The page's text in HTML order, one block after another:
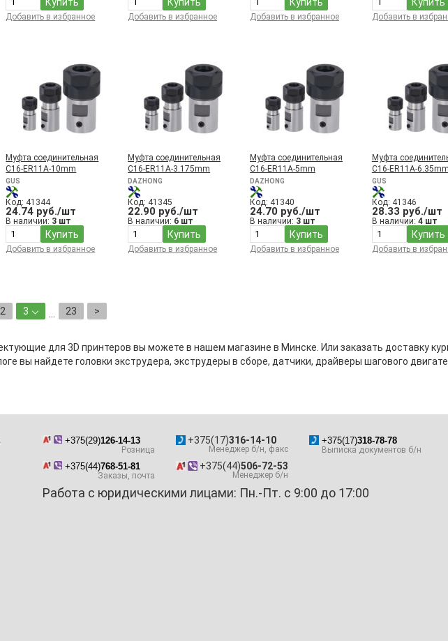
Добавить в избранное Добавить в избранное Добавить в избранное Добавить в
Муфта соединительная
C16-ER11A-10mm
GUS
Код: 41344
24.74 руб./шт
В наличии: 3 шт
Купить
Добавить в избранное
Муфта соединительная
C16-ER11A-3.175mm
DAZHONG
Код: 41345
22.90 руб./шт
В наличии: 6 шт
Купить
Добавить в избранное
Муфта соединительная
C16-ER11A-5mm
DAZHONG
Код: 41340
24.70 руб./шт
В наличии: 3 шт
Купить
Добавить в избранное
Муфта
C16-ER11A-6.35mm
GUS
Код: 41346
28.33 руб./шт
В наличии: 4 шт
Купить
Добавить в
2 3 ... 23 >
для 3D принтеров вы можете в нашем магазине в Минске. Или заказать доставку
вы найдете головки экструдера, экструдеры в сборе, датчики, драйверы шагового
+375(29)126-14-13
Розница
+375(17)316-14-10
Менеджер б/н, факс
+375(17)318-78-78
Выписка документов б/н
+375(44)768-51-81
Заказы, почта
+375(44)506-72-53
Менеджер б/н
Работа с юридическими лицами: Пн.-Пт. с 9:00 до 17:00